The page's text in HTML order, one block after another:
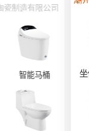
瓷制造有限公司
智能马桶